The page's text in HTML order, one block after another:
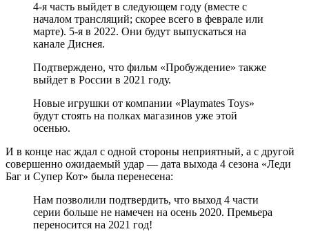
4-я часть выйдет в следующем году (вместе с
началом трансляций; скорее всего в феврале или
марте). 5-я в 2022. Они будут выпускаться на
канале Диснея.
Подтверждено, что фильм «Пробуждение» также
выйдет в России в 2021 году.
Новые игрушки от компании «Playmates Toys»
будут стоять на полках магазинов уже этой
осенью.
И в конце нас ждал с одной стороны неприятный, а с другой
совершенно ожидаемый удар — дата выхода 4 сезона «Леди
Баг и Супер Кот» была перенесена:
Нам позволили подтвердить, что выход 4 части
серии больше не намечен на осень 2020. Премьера
переносится на 2021 год!